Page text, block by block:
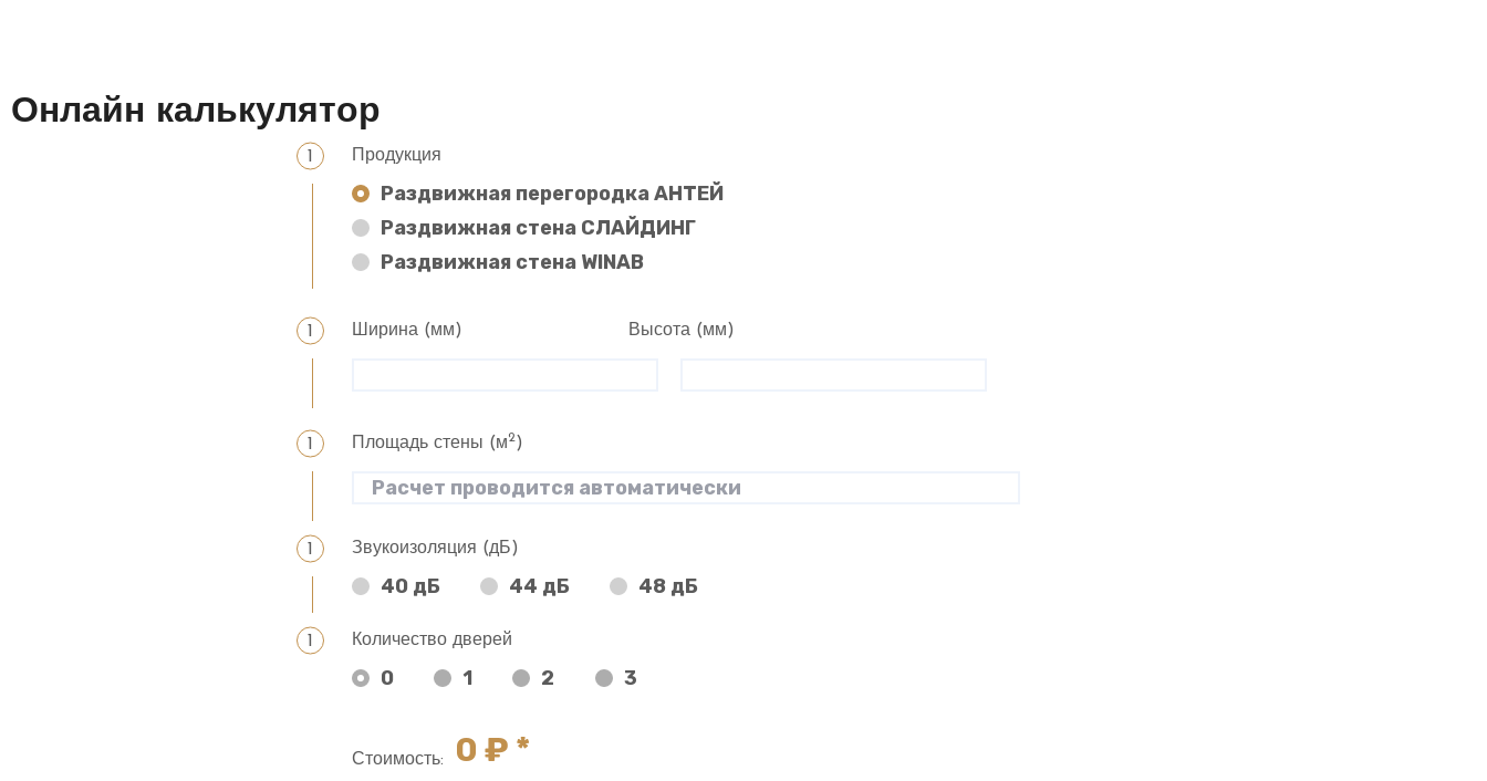
Онлайн калькулятор
Продукция
Раздвижная перегородка АНТЕЙ
Раздвижная стена СЛАЙДИНГ
Раздвижная стена WINAB
Ширина (мм) Высота (мм)
Площадь стены (м2)
Звукоизоляция (дБ)
40 дБ 44 дБ 48 дБ
Количество дверей
0 1 2 3
Стоимость: 0 ₽ *